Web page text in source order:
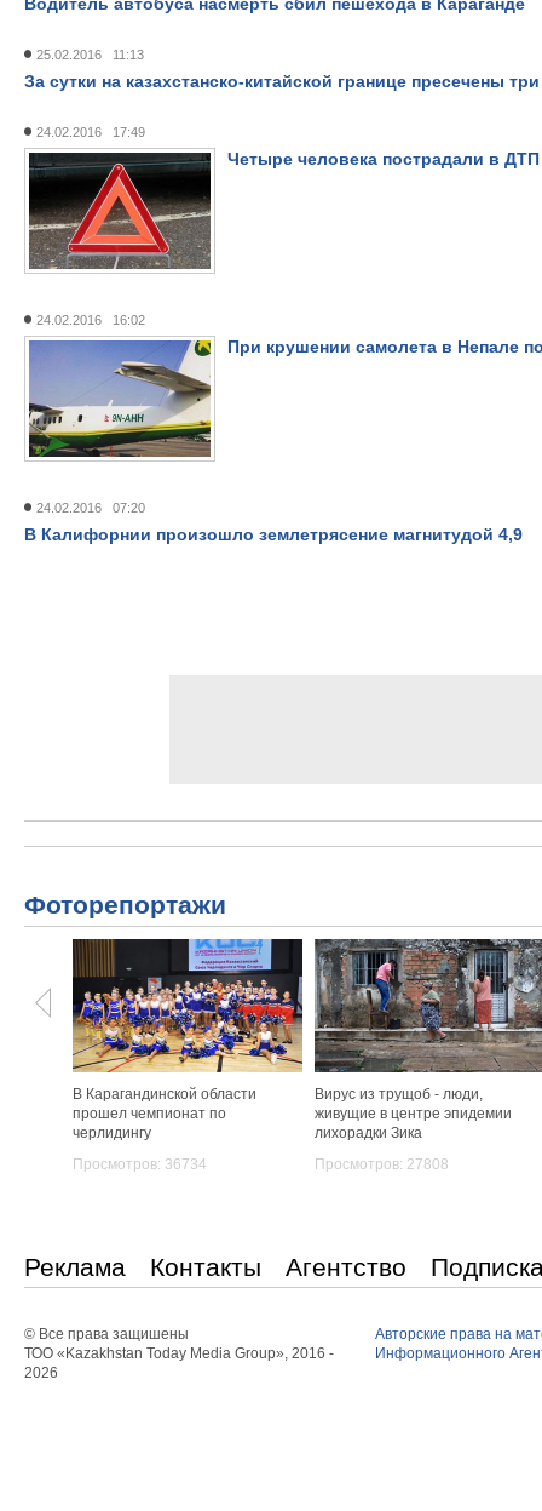
25.02.2016 11:13
За сутки на казахстанско-китайской границе пресечены
24.02.2016 17:49
Четыре человека пострадали в
24.02.2016 16:02
При крушении самолета в Непале
24.02.2016 07:20
В Калифорнии произошло землетрясение магнитудой 4,9
Фоторепортажи
В Карагандинской области
прошел чемпионат по
черлидингу
Просмотров: 36734
Вирус из трущоб - люди,
живущие в центре эпидемии
лихорадки Зика
Просмотров: 27808
Реклама Контакты Агентство
© Все права защишены
ТОО «Kazakhstan Today Media Group», 2016 -
2026
Авторские права на
Информационного